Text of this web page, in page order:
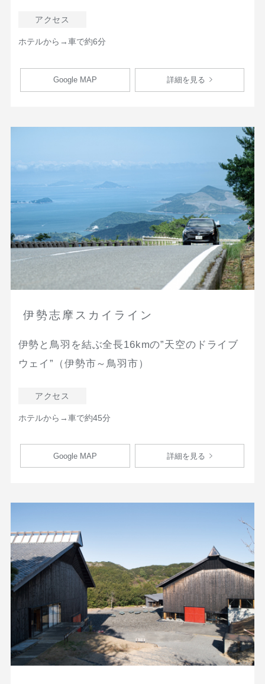
アクセス
ホテルから→車で約6分
Google MAP 詳細を見る
伊勢志摩スカイライン
伊勢と鳥羽を結ぶ全長16kmの”天空のドライブ
ウェイ”（伊勢市～鳥羽市）
アクセス
ホテルから→車で約45分
Google MAP 詳細を見る